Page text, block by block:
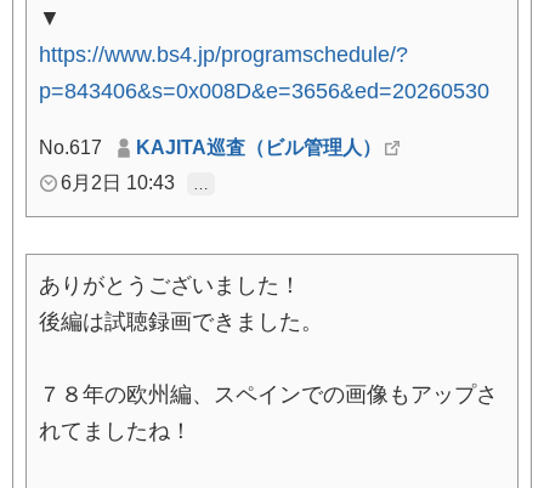
▼
https://www.bs4.jp/programschedule/?
p=843406&s=0x008D&e=3656&ed=20260530
No.617
KAJITA巡査（ビル管理人）
6月2日 10:43
ありがとうございました！
後編は試聴録画できました。
７８年の欧州編、スペインでの画像もアップさ
れてましたね！